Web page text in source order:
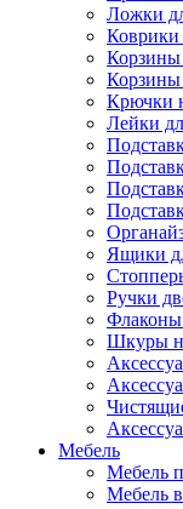
Ложки
Корзины
Корзины
Крючки
Лейки
Ящики
Ручки
Флаконы
Шкуры
Мебель
Мебель
Мебель